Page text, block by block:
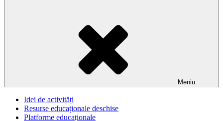
Meniu
Idei de activități
Resurse educaționale deschise
Platforme educaționale